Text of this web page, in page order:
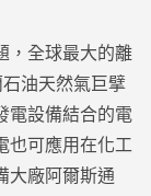
，全球最大的離
油天然氣巨擘
電設備結合的電
也可應用在化工
大廠阿爾斯通